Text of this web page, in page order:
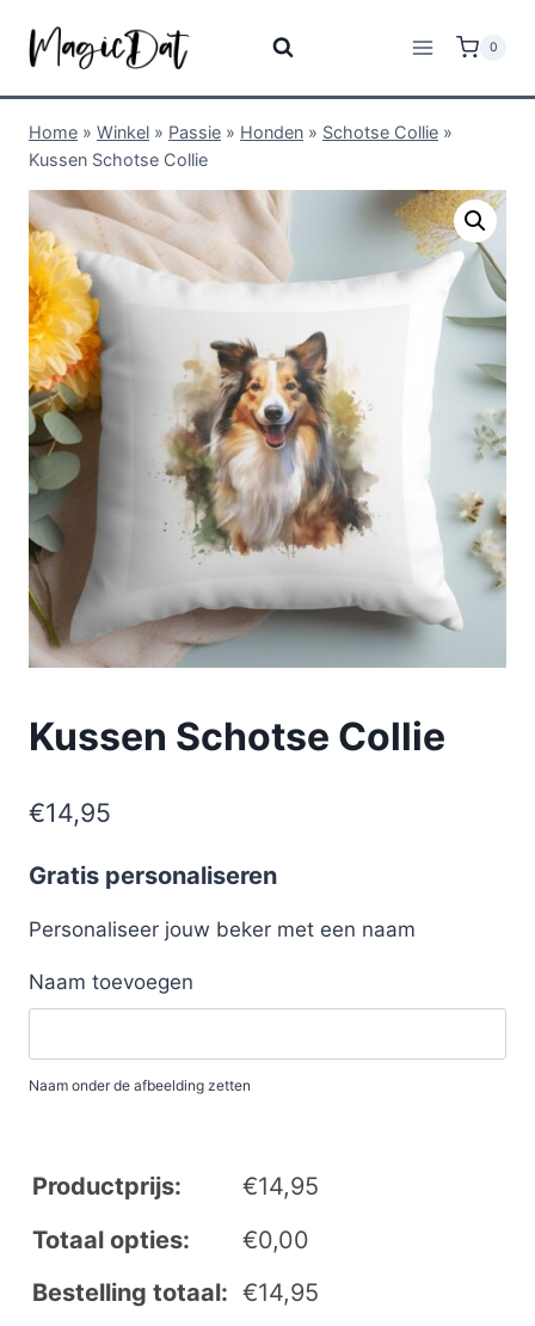
0
Home » Winkel » Passie » Honden » Schotse Collie »
Kussen Schotse Collie
Kussen Schotse Collie
€14,95
Gratis personaliseren
Personaliseer jouw beker met een naam
Naam toevoegen
Naam onder de afbeelding zetten
Productprijs: €14,95
Totaal opties:
€0,00
Bestelling totaal: €14,95